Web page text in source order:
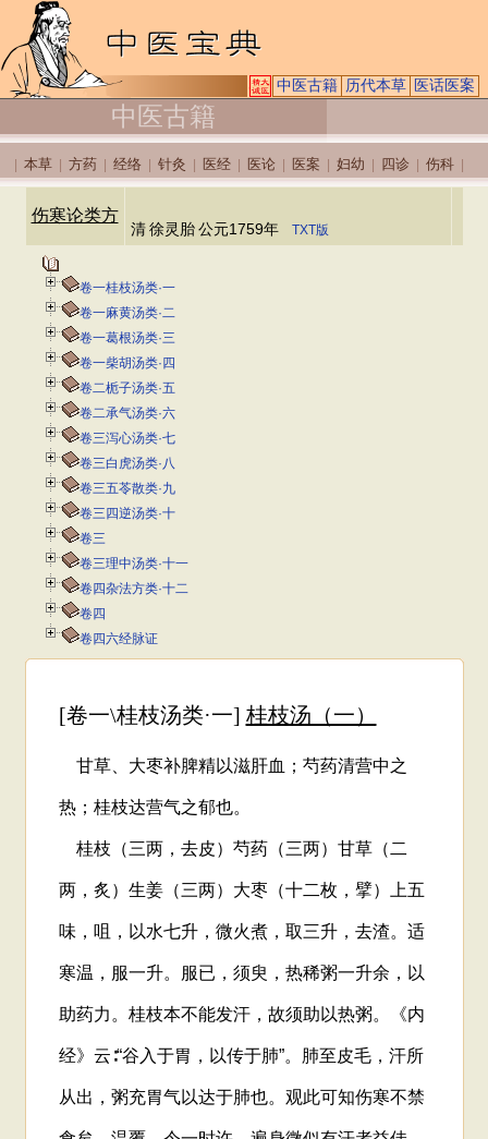
中医古籍 历代本草 医话医案
中医古籍
本草 方药 经络 针灸 医经 医论 医案 妇幼 四诊 伤科
伤寒论类方
清 徐灵胎 公元1759年 TXT版
卷一桂枝汤类·一
卷一麻黄汤类·二
卷一葛根汤类·三
卷一柴胡汤类·四
卷二栀子汤类·五
卷二承气汤类·六
卷三泻心汤类·七
卷三白虎汤类·八
卷三五苓散类·九
卷三四逆汤类·十
卷三
卷三理中汤类·十一
卷四杂法方类·十二
卷四
卷四六经脉证